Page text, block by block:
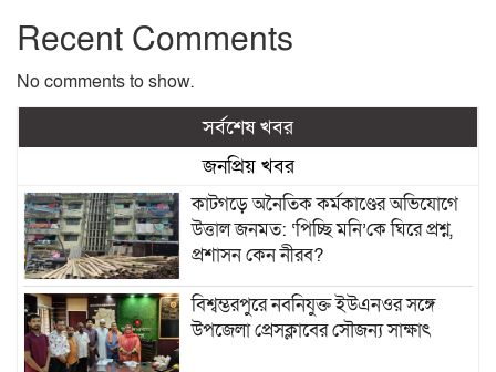
Recent Comments
No comments to show.
সর্বশেষ খবর
জনপ্রিয় খবর
কাটগড়ে অনৈতিক কর্মকাণ্ডের অভিযোগে
উত্তাল জনমত: ‘পিচ্ছি মনি’কে ঘিরে প্রশ্ন,
প্রশাসন কেন নীরব?
বিশ্বম্ভরপুরে নবনিযুক্ত ইউএনওর সঙ্গে
উপজেলা প্রেসক্লাবের সৌজন্য সাক্ষাৎ